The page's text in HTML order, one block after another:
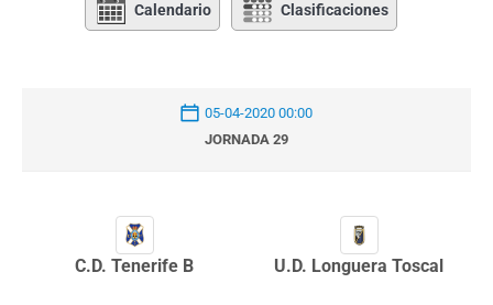
Calendario Clasificaciones
05-04-2020 00:00
JORNADA 29
C.D. Tenerife B U.D. Longuera Toscal